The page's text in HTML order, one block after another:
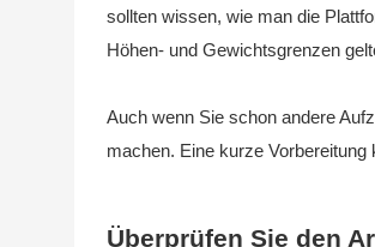
sollten wissen, wie man die
Höhen- und Gewichtsgrenzen
Auch wenn Sie schon andere
machen. Eine kurze
Überprüfen Sie den